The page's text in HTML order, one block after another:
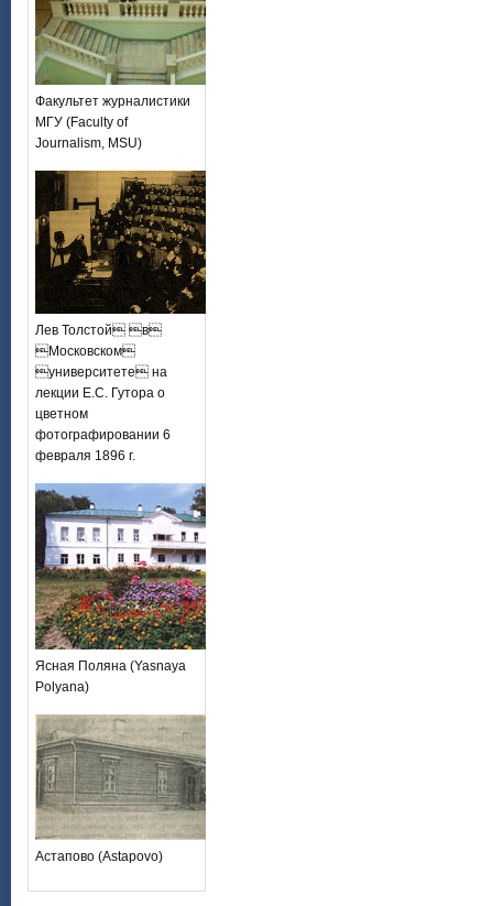
Факультет журналистики
МГУ (Faculty of
Journalism, MSU)
Лев Толстой в
Московском
университете на
лекции Е.С. Гутора о
цветном
фотографировании 6
февраля 1896 г.
Ясная Поляна (Yasnaya
Polyana)
Астапово (Astapovo)